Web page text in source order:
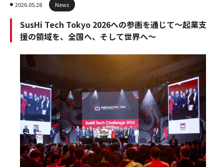
2026.05.28 News
SusHi Tech Tokyo 2026への参画を通じて～起業支
援の領域を、全国へ、そして世界へ～